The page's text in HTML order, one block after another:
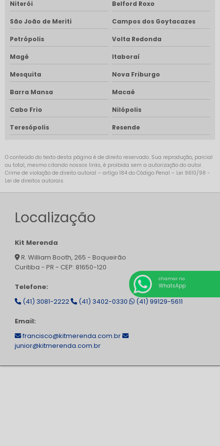
Niterói Belford Roxo
São João de Meriti Campos dos Goytacazes
Petrópolis Volta Redonda
Magé Itaboraí
Mesquita Nova Friburgo
Barra Mansa Macaé
Cabo Frio Nilópolis
Teresópolis Resende
O conteúdo do texto desta página é de direito reservado. Sua reprodução, parcial
ou total, mesmo citando nossos links, é proibida sem a autorização do autor.
Crime de violação de direito autoral – artigo 184 do Código Penal – Lei 9610/98 -
Lei de direitos autorais.
Localização
Kit Merenda
R. William Booth, 265 - Boqueirão
Curitiba - PR - CEP: 81650-120
Telefone:
(41) 3081-2222
(41) 3402-0330 (41) 99129-5611
Email:
francisco@kitmerenda.com.br
junior@kitmerenda.com.br
chamar no
WhatsApp